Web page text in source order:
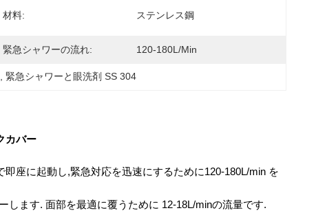
材料: ステンレス鋼
緊急シャワーの流れ: 120-180L/min
緊急シャワーと眼洗剤 SS 304
カバー
即座に起動し,緊急対応を迅速にするために120-180L/min を
します. 面部を最適に覆うために 12-18L/minの流量です.